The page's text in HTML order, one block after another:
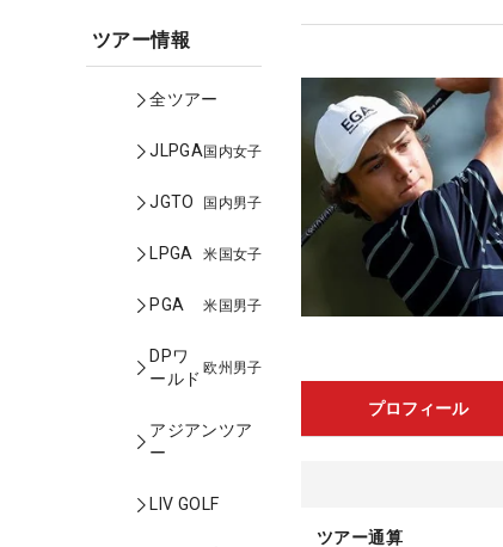
ツアー情報
全ツアー
JLPGA国内女子
JGTO 国内男子
LPGA 米国女子
PGA 米国男子
DPワ
ールド
欧州男子
アジアンツア
ー
LIV GOLF
プロフィール
ツアー通算